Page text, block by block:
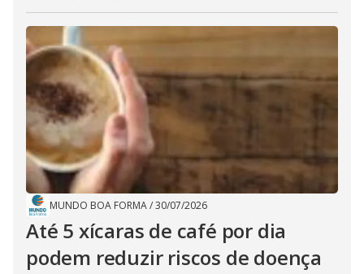
MUNDO BOA FORMA/30/07/2026
Até 5 xícaras de café por dia
podem reduzir riscos de doença